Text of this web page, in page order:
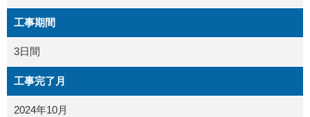
工事期間
3日間
工事完了月
2024年10月